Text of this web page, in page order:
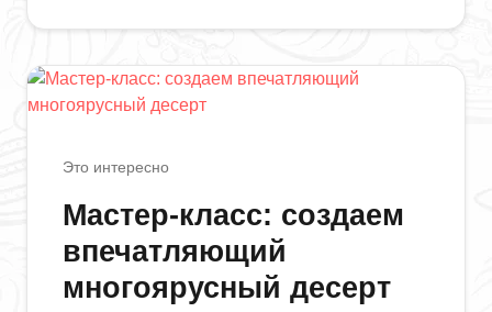
Это интересно
Мастер-класс: создаем
впечатляющий
многоярусный десерт